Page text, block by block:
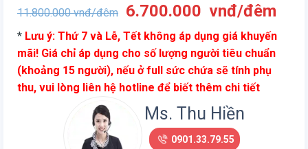
11.800.000vnđ/đêm
Giá
gốc
là:
11.800.000
vnđ/
đêm.
6.700.000 vnđ/đêmGiá
tại
là:
* Lưu ý: Thứ 7 và Lễ, Tết không áp dụng giá khuyến
mãi! Giá chỉ áp dụng cho số lượng người tiêu chuẩn
(khoảng 15 người), nếu ở full sức chứa sẽ tính phụ
thu, vui lòng liên hệ hotline để biết thêm chi tiết
Ms. Thu Hiền
0901.33.79.55